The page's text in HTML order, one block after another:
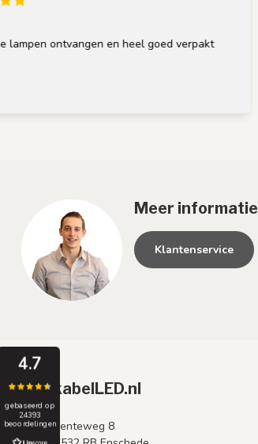
ontvangen en heel goed verpakt
4.7
gebaseerd op
24393
beoordelingen
Meer informatie
Klantenservice
PrikkabelLED.nl
Lenteweg 8